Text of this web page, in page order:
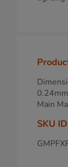
0.24mm
Main
SKU ID